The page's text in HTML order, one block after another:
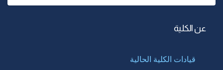
عن الكلية
قيادات الكلية الحالية